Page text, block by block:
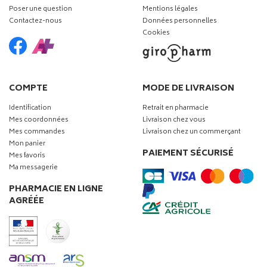
Poser une question
Contactez-nous
Mentions légales
Données personnelles
Cookies
COMPTE
Identification
Mes coordonnées
Mes commandes
Mon panier
Mes favoris
Ma messagerie
PHARMACIE EN LIGNE
AGRÉÉE
MODE DE LIVRAISON
Retrait en pharmacie
Livraison chez vous
Livraison chez un commerçant
PAIEMENT SÉCURISÉ